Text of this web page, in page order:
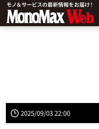
2025/09/03 22:00